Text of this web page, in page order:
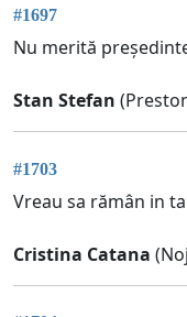
#1697
Nu merită
Stan Stefan
#1703
Vreau sa rămân in
Cristina Catana